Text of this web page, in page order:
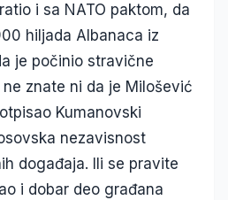
i sa NATO paktom, da
hiljada Albanaca iz
je počinio stravične
znate ni da je Milošević
Kumanovski
nezavisnost
događaja. Ili se pravite
i dobar deo građana